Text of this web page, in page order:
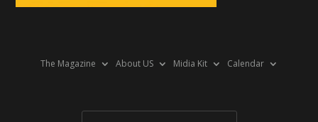
The Magazine About US Midia Kit Calendar